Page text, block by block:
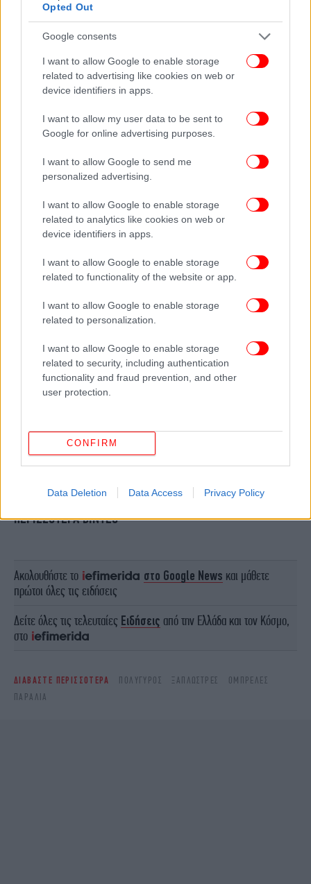
Opted Out
Google consents
I want to allow Google to enable storage
related to advertising like cookies on web or
device identifiers in apps.
I want to allow my user data to be sent to
Google for online advertising purposes.
I want to allow Google to send me
personalized advertising.
I want to allow Google to enable storage
related to analytics like cookies on web or
device identifiers in apps.
I want to allow Google to enable storage
related to functionality of the website or app.
I want to allow Google to enable storage
related to personalization.
I want to allow Google to enable storage
related to security, including authentication
functionality and fraud prevention, and other
user protection.
CONFIRM
Data Deletion Data Access Privacy Policy
ΟΛΕΣ ΟΙ ΕΙΔΗΣΕΙΣ
Τι δείχνουν οι δημοσκοπήσεις για την Κάμαλα Χάρις
-Μπορεί να κερδίσει τον Τραμπ; Τι εκτιμούν αμερικανικά
Σκηνικό έντασης από την Τουρκία ανοιχτά της Κάσου
κυριαρχικών δικαιωμάτων
Τσατραφύλλιας: Πολικός αεροχείμαρρος φέρνει
δυνητικά επικίνδυνα καταιγίδες -Πού θα βρέξει
ΠΕΡΙΣΣΟΤΕΡΑ ΒΙΝΤΕΟ
Ακολουθήστε το στο Google News και μάθετε
πρώτοι όλες τις ειδήσεις
Δείτε όλες τις τελευταίες Ειδήσεις από την Ελλάδα και τον Κόσμο,
στο
ΔΙΑΒΑΣΤΕ ΠΕΡΙΣΣΟΤΕΡΑ ΠΟΛΎΓΥΡΟΣ ΞΑΠΛΏΣΤΡΕΣ
ΟΜΠΡΈΛΕΣ
ΠΑΡΑΛΊΑ